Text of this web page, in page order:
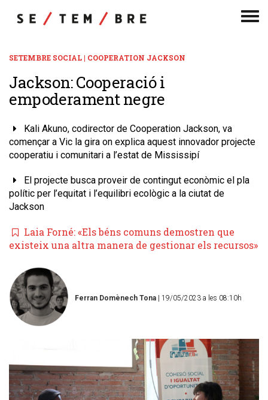
SETEMBRE SOCIAL | COOPERATION JACKSON
Jackson: Cooperació i
empoderament negre
Kali Akuno, codirector de Cooperation Jackson, va
començar a Vic la gira on explica aquest innovador projecte
cooperatiu i comunitari a l’estat de Mississipí
El projecte busca proveir de contingut econòmic el pla
polític per l’equitat i l’equilibri ecològic a la ciutat de
Jackson
Laia Forné: «Els béns comuns demostren que
existeix una altra manera de gestionar els recursos»
Ferran Domènech Tona | 19/05/2023 a les 08:10h